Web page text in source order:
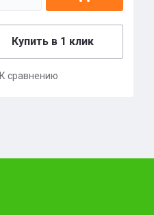
Купить в 1 клик
К сравнению